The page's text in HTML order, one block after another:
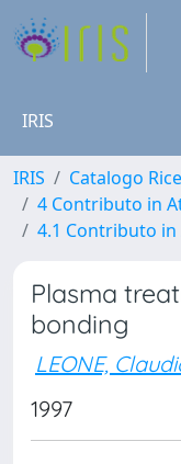
IRIS
IRIS
Catalogo
4 Contributo in
4.1 Contributo
Plasma
bonding
LEONE,
1997